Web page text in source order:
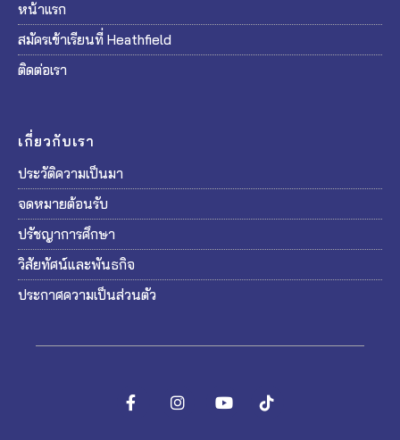
หน้าแรก
สมัครเข้าเรียนที่ Heathfield
ติดต่อเรา
เกี่ยวกับเรา
ประวัติความเป็นมา
จดหมายต้อนรับ
ปรัชญาการศึกษา
วิสัยทัศน์และพันธกิจ
ประกาศความเป็นส่วนตัว